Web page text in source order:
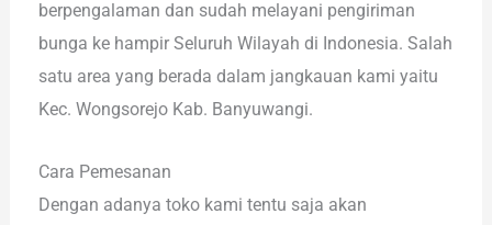
berpengalaman dan sudah melayani pengiriman
bunga ke hampir Seluruh Wilayah di Indonesia. Salah
satu area yang berada dalam jangkauan kami yaitu
Kec. Wongsorejo Kab. Banyuwangi.
Cara Pemesanan
Dengan adanya toko kami tentu saja akan